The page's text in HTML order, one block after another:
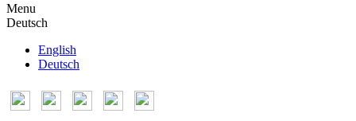
Menu
Deutsch
English
Deutsch